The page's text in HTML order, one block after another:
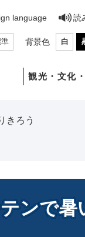
language 読
背景色 白
観光・文化
きろう
ンで暑